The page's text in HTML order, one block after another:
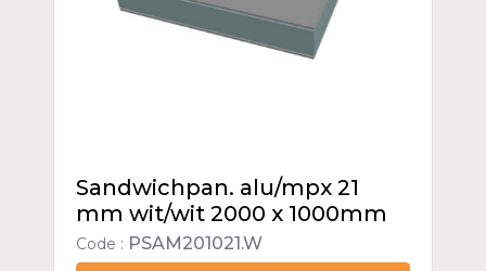
Sandwichpan. alu/mpx 21
mm wit/wit 2000 x 1000mm
Code : PSAM201021.W